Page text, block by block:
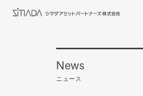
News
ニュース